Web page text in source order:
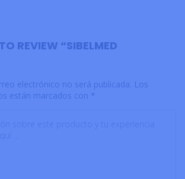
REVIEW “SIBELMED
electrónico no será publicada. Los
están marcados con *